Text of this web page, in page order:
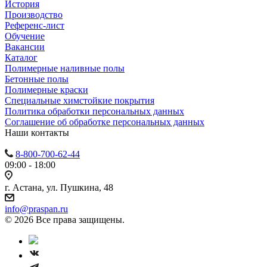
История
Производство
Референс-лист
Обучение
Вакансии
Каталог
Полимерные наливные полы
Бетонные полы
Полимерные краски
Специальные химстойкие покрытия
Политика обработки персональных данных
Cоглашение об обработке персональных данных
Наши контакты
8-800-700-62-44
09:00 - 18:00
г. Астана, ул. Пушкина, 48
info@praspan.ru
© 2026 Все права защищены.